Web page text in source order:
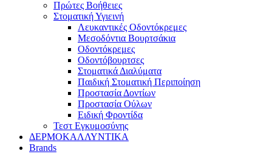
Πρώτες Βοήθειες
Στοματική Υγιεινή
Λευκαντικές Οδοντόκρεμες
Μεσοδόντια Βουρτσάκια
Οδοντόκρεμες
Οδοντόβουρτσες
Στοματικά Διαλύματα
Παιδική Στοματική Περιποίηση
Προστασία Δοντίων
Προστασία Ούλων
Ειδική Φροντίδα
Τεστ Εγκυμοσύνης
ΔΕΡΜΟΚΑΛΛΥΝΤΙΚΑ
Brands